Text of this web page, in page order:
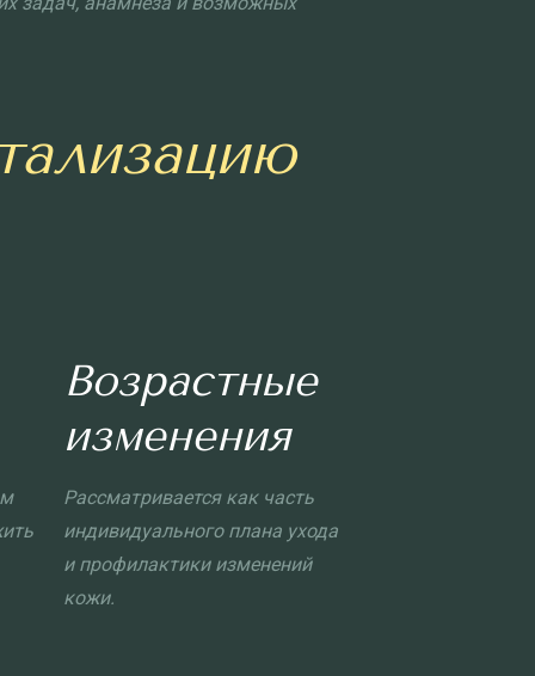
Возрастные
изменения
Рассматривается как часть
индивидуального плана ухода
и профилактики изменений
кожи.